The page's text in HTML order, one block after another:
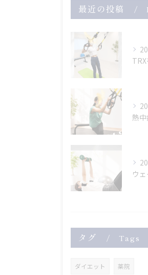
最近の投稿
タグ Tags
ダイエット 薬院